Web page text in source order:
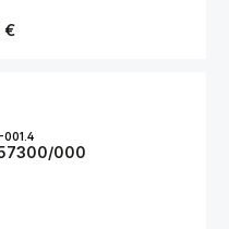
Preis:
€
000